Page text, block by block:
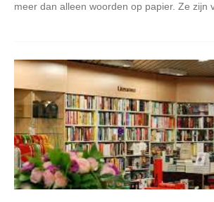
meer dan alleen woorden op papier. Ze